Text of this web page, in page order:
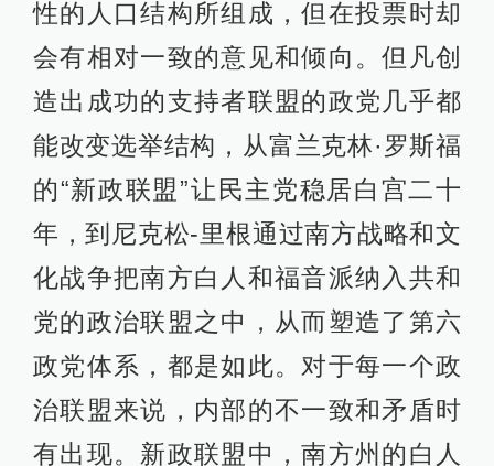
性的人口结构所组成，但在投票时却
会有相对一致的意见和倾向。但凡创
造出成功的支持者联盟的政党几乎都
能改变选举结构，从富兰克林·罗斯福
的“新政联盟”让民主党稳居白宫二十
年，到尼克松-里根通过南方战略和文
化战争把南方白人和福音派纳入共和
党的政治联盟之中，从而塑造了第六
政党体系，都是如此。对于每一个政
治联盟来说，内部的不一致和矛盾时
有出现。新政联盟中，南方州的白人